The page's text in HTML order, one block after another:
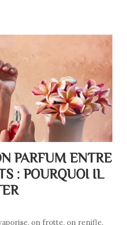
PARFUM ENTRE
: POURQUOI IL
on frotte, on renifle.